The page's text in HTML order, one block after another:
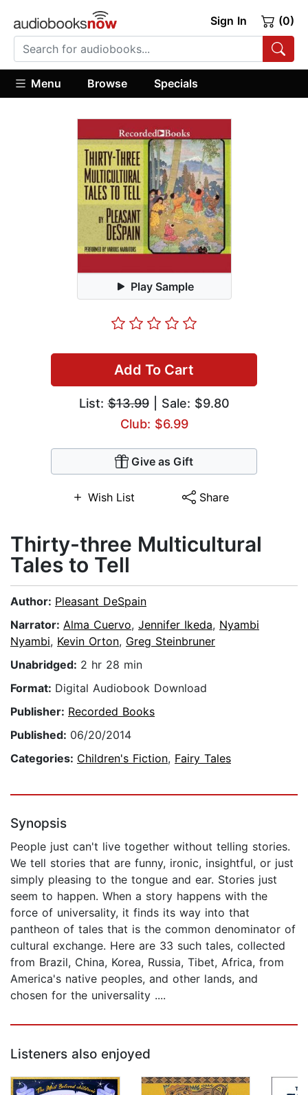
Sign In (0)
Menu Browse Specials
Play Sample
Add To Cart
List:$13.99| Sale: $9.80
Club: $6.99
Give as Gift
Wish List Share
Thirty-three Multicultural
Tales to Tell
Author: Pleasant DeSpain
Narrator: Alma Cuervo, Jennifer Ikeda, Nyambi
Nyambi, Kevin Orton, Greg Steinbruner
Unabridged: 2 hr 28 min
Format: Digital Audiobook Download
Publisher: Recorded Books
Published: 06/20/2014
Categories: Children's Fiction, Fairy Tales
Synopsis
People just can't live together without telling stories.
We tell stories that are funny, ironic, insightful, or just
simply pleasing to the tongue and ear. Stories just
seem to happen. When a story happens with the
force of universality, it finds its way into that
pantheon of tales that is the common denominator of
cultural exchange. Here are 33 such tales, collected
from Brazil, China, Korea, Russia, Tibet, Africa, from
America's native peoples, and other lands, and
chosen for the universality ....
Listeners also enjoyed